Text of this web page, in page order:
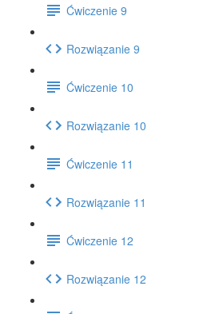
Ćwiczenie 9
Rozwiązanie 9
Ćwiczenie 10
Rozwiązanie 10
Ćwiczenie 11
Rozwiązanie 11
Ćwiczenie 12
Rozwiązanie 12